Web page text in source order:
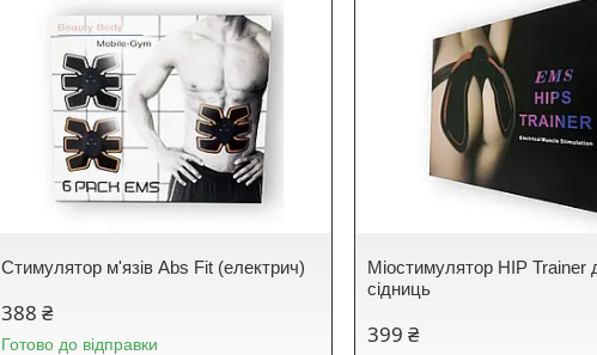
Стимулятор м'язів Abs Fit (електрич)
388 ₴
Готово до відправки
Міостимулятор HIP Trainer
сідниць
399 ₴